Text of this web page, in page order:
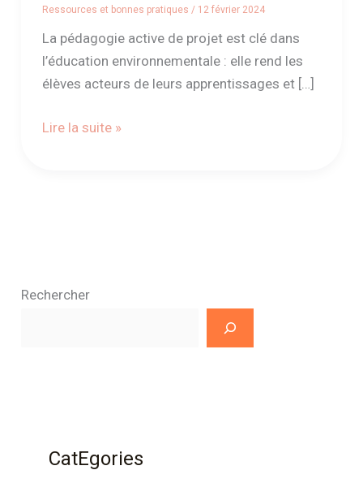
Ressources et bonnes pratiques / 12 février 2024
La pédagogie active de projet est clé dans
l’éducation environnementale : elle rend les
élèves acteurs de leurs apprentissages et […]
Lire la suite »
Rechercher
CatEgories